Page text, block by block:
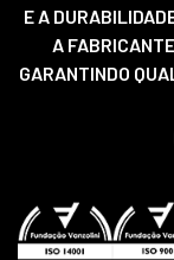
E A
A
GARANTINDO